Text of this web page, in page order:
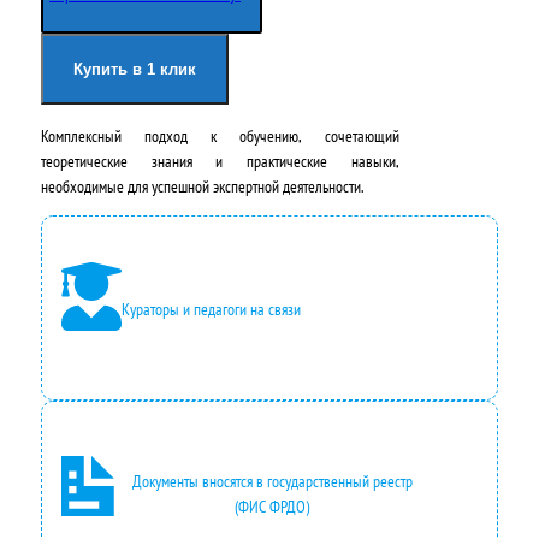
ч
а
л
ь
н
а
я
ц
е
н
а
я
ц
е
н
а
2
Купить в 1 клик
Комплексный подход к обучению, сочетающий
теоретические знания и практические навыки,
необходимые для успешной экспертной деятельности.
Кураторы и педагоги на связи
Документы вносятся в государственный реестр
(ФИС ФРДО)